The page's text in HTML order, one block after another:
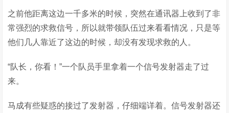
之前他距离这边一千多米的时候，突然在通讯器上收到了非
常强烈的求救信号，所以就带领队伍过来看看情况，只是等
他们几人靠近了这边的时候，却没有发现求救的人。
“队长，你看！”一个队员手里拿着一个信号发射器走了过
来。
马成有些疑惑的接过了发射器，仔细端详着。信号发射器还